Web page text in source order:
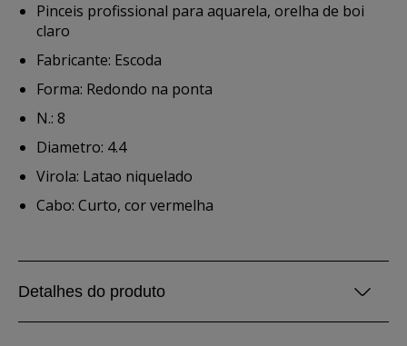
Pinceis profissional para aquarela, orelha de boi
claro
Fabricante: Escoda
Forma: Redondo na ponta
N.: 8
Diametro: 4.4
Virola: Latao niquelado
Cabo: Curto, cor vermelha
Detalhes do produto